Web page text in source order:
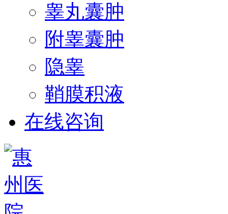
睾丸囊肿
附睾囊肿
隐睾
鞘膜积液
在线咨询